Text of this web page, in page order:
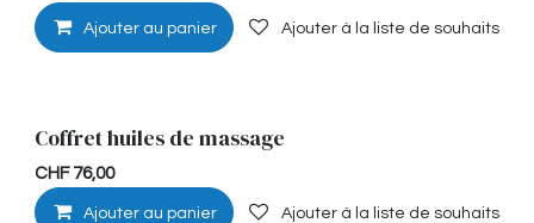
Ajouter au panier Ajouter à la liste de souhaits
Coffret huiles de massage
CHF 76,00
Ajouter au panier Ajouter à la liste de souhaits